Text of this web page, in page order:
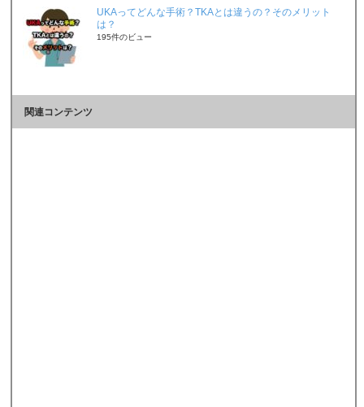
UKAってどんな手術？TKAとは違うの？そのメリット
は？
195件のビュー
関連コンテンツ